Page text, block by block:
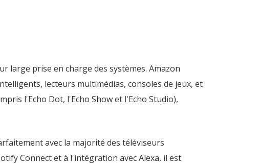
large prise en charge des systèmes. Amazon
lecteurs multimédias, consoles de jeux, et
l'Echo Dot, l'Echo Show et l'Echo Studio),
avec la majorité des téléviseurs
Connect et à l'intégration avec Alexa, il est